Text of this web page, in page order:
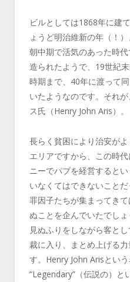
ビルとしては1868年に建
ょうど明治維新の年（！
朝中期で活気のあった時
造られたようで、19世紀
時期まで、40年に渡って
いたようなのです。それ
ス氏（Henry John Aris）。
長らく貧困により治安が
エリアですから、この時
ニーでパブを経営すると
いなくてはできないこと
罪因子たちが集まってき
ぬことを企んでいたでし
見ぬふりをしながら客と
裁に入り、まとめ上げる
す。Henry John Arisとい
“Legendary”（伝説の）と